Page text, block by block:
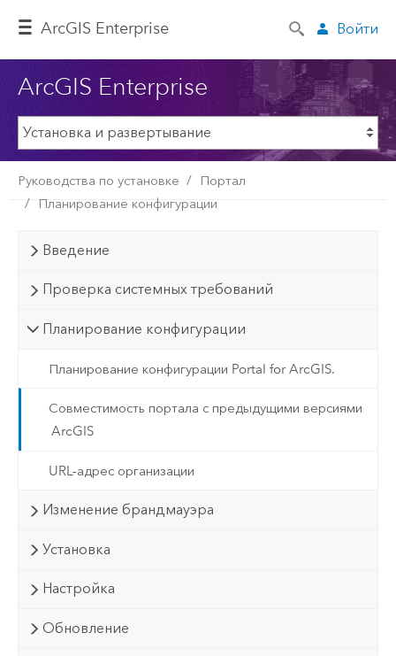
ArcGIS Enterprise Войти
ArcGIS Enterprise
Руководства по установке
Портал
Планирование конфигурации
Введение
Проверка системных требований
Планирование конфигурации
Планирование конфигурации Portal for ArcGIS.
Совместимость портала с предыдущими версиями
ArcGIS
URL-адрес организации
Изменение брандмауэра
Установка
Настройка
Обновление